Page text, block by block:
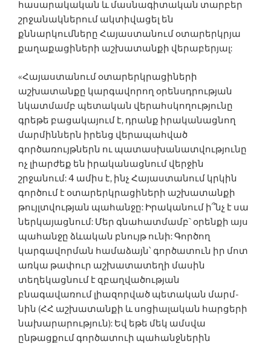
հասարակական և մասնագիտական տարբեր
շրջանակներում ակտիվացել են
քննարկումները Հայաստանում օտարերկրյա
քաղաքացիների աշխատանքի վերաբերյալ:
«Հայաստանում օտարերկրացիների
աշխատանքը կարգավորող օրենսդրության
նկատմամբ պետական վերահսկողությունը
գրեթե բացակայում է, դրանք իրականացնող
մարմիններն իրենց վերապահված
գործառույթներն ու պատասխանատվությունը
ոչ լիարժեք են իրականացնում վերջին
շրջանում: 4 ամիս է, ինչ Հայաստանում կրկին
գործում է օտարերկրացիների աշխատանքի
թույլտվության պահանջը: Իրականում ի՞նչ է սա
ներկայացնում: Մեր գնահատմամբ` օրենքի այս
պահանջը ձևական բնույթ ունի: Գործող
կարգավորման համաձայն՝ գործատուն իր մոտ
առկա թափուր աշխատատեղի մասին
տեղեկացնում է զբաղվածության
բնագավառում լիազորված պետական մարմ­
նին (ՀՀ աշխատանքի և սոցիալական հարցերի
նախարարություն): Եվ եթե մեկ ամսվա
ընթացքում գործատուի պահանջներին